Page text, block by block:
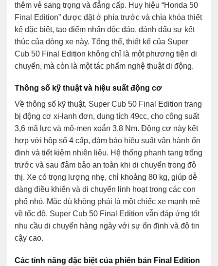
thêm vẻ sang trọng và đẳng cấp. Huy hiệu “Honda 50
Final Edition” được đặt ở phía trước và chìa khóa thiết
kế đặc biệt, tạo điểm nhấn độc đáo, đánh dấu sự kết
thúc của dòng xe này. Tổng thể, thiết kế của Super
Cub 50 Final Edition không chỉ là một phương tiện di
chuyển, mà còn là một tác phẩm nghệ thuật di động.
Thông số kỹ thuật và hiệu suất động cơ
Về thông số kỹ thuật, Super Cub 50 Final Edition trang
bị động cơ xi-lanh đơn, dung tích 49cc, cho công suất
3,6 mã lực và mô-men xoắn 3,8 Nm. Động cơ này kết
hợp với hộp số 4 cấp, đảm bảo hiệu suất vận hành ổn
định và tiết kiệm nhiên liệu. Hệ thống phanh tang trống
trước và sau đảm bảo an toàn khi di chuyển trong đô
thị. Xe có trọng lượng nhẹ, chỉ khoảng 80 kg, giúp dễ
dàng điều khiển và di chuyển linh hoạt trong các con
phố nhỏ. Mặc dù không phải là một chiếc xe mạnh mẽ
về tốc độ, Super Cub 50 Final Edition vẫn đáp ứng tốt
nhu cầu di chuyển hàng ngày với sự ổn định và độ tin
cậy cao.
Các tính năng đặc biệt của phiên bản Final Edition